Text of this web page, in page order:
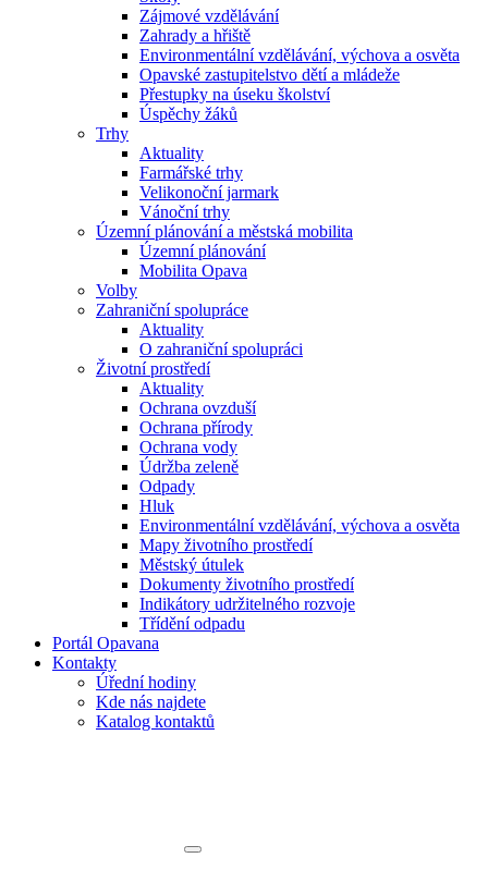
Zájmové vzdělávání
Zahrady a hřiště
Environmentální vzdělávání, výchova a osvěta
Opavské zastupitelstvo dětí a mládeže
Přestupky na úseku školství
Úspěchy žáků
Trhy
Aktuality
Farmářské trhy
Velikonoční jarmark
Vánoční trhy
Územní plánování a městská mobilita
Územní plánování
Mobilita Opava
Volby
Zahraniční spolupráce
Aktuality
O zahraniční spolupráci
Životní prostředí
Aktuality
Ochrana ovzduší
Ochrana přírody
Ochrana vody
Údržba zeleně
Odpady
Hluk
Environmentální vzdělávání, výchova a osvěta
Mapy životního prostředí
Městský útulek
Dokumenty životního prostředí
Indikátory udržitelného rozvoje
Třídění odpadu
Portál Opavana
Kontakty
Úřední hodiny
Kde nás najdete
Katalog kontaktů